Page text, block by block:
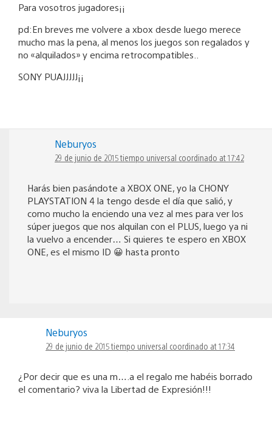
Para vosotros jugadores¡¡
pd:En breves me volvere a xbox desde luego merece
mucho mas la pena, al menos los juegos son regalados y
no «alquilados» y encima retrocompatibles..
SONY PUAJJJJJ¡¡
Neburyos
29 de junio de 2015 tiempo universal coordinado at 17:42
Harás bien pasándote a XBOX ONE, yo la CHONY
PLAYSTATION 4 la tengo desde el día que salió, y
como mucho la enciendo una vez al mes para ver los
súper juegos que nos alquilan con el PLUS, luego ya ni
la vuelvo a encender… Si quieres te espero en XBOX
ONE, es el mismo ID 😀 hasta pronto
Neburyos
29 de junio de 2015 tiempo universal coordinado at 17:34
¿Por decir que es una m….a el regalo me habéis borrado
el comentario? viva la Libertad de Expresión!!!